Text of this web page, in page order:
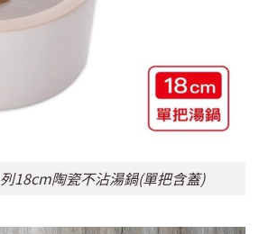
18cm陶瓷不沾湯鍋(單把含蓋)